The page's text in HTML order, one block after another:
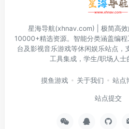
星海导航(xhnav.com) | 极简高
10000+精选资源。智能分类涵盖编
台及影视音乐游戏等休闲娱乐站点，
工具集成，学生/职场人士
摸鱼游戏 关于我们 站点
站点提交